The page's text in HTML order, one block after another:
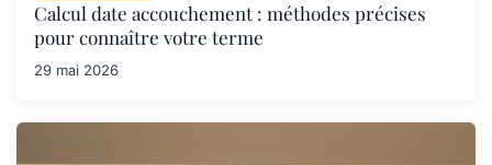
Calcul date accouchement : méthodes précises
pour connaître votre terme
29 mai 2026